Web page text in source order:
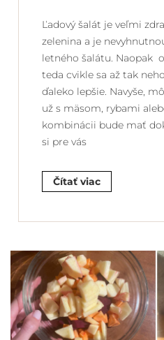
Ľadový šalát je veľmi
zelenina a je
letného šalátu. Naopak
teda cvikle sa až tak
ďaleko lepšie. Navyše,
už s mäsom, rybami
kombinácii bude mať
si pre vás
Čítať viac